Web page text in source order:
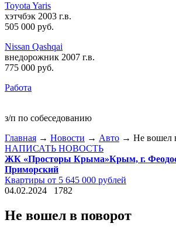
Toyota Yaris
хэтчбэк 2003 г.в.
505 000 руб.
Nissan Qashqai
внедорожник 2007 г.в.
775 000 руб.
Работа
з/п по собеседованию
Главная → Новости → Авто → Не вошел
НАПИСАТЬ НОВОСТЬ
ЖК «Просторы Крыма»Крым, г.
Приморский
Квартиры от 5 645 000 рублей
04.02.2024
1782
Не вошел в поворот